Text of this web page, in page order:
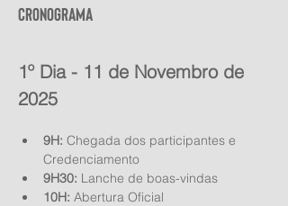
Cronograma
1º Dia - 11 de Novembro de
2025
9H: Chegada dos participantes e
Credenciamento
9H30: Lanche de boas-vindas
10H: Abertura Oficial